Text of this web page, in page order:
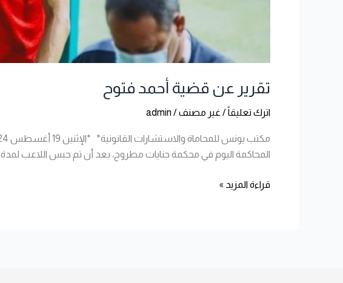
تقرير عن قضية أحمد فتوح
اترك تعليقاً/ غير مصنف/
admin
المحاكمة اليوم في محكمة جنايات مطروح، بعد أن تم حبس اللاعب لمدة 9 أيام على خلفية واقعة دهس أدت إلى مقتل أمين شرطة يدعى أحمد السيد. *تفاصيل الواقعة:* […]
قراءة المزيد »